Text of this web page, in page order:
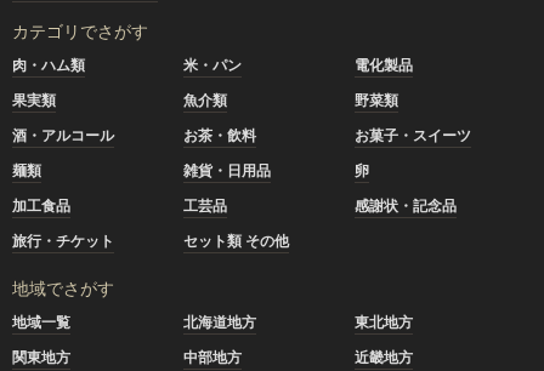
カテゴリでさがす
肉・ハム類 米・パン
電化製品
果実類
魚介類
野菜類
酒・アルコール
お茶・飲料
お菓子・スイーツ
麺類
雑貨・日用品
卵
加工食品
工芸品
感謝状・記念品
旅行・チケット
セット類 その他
地域でさがす
地域一覧 北海道地方
東北地方
関東地方
中部地方
近畿地方